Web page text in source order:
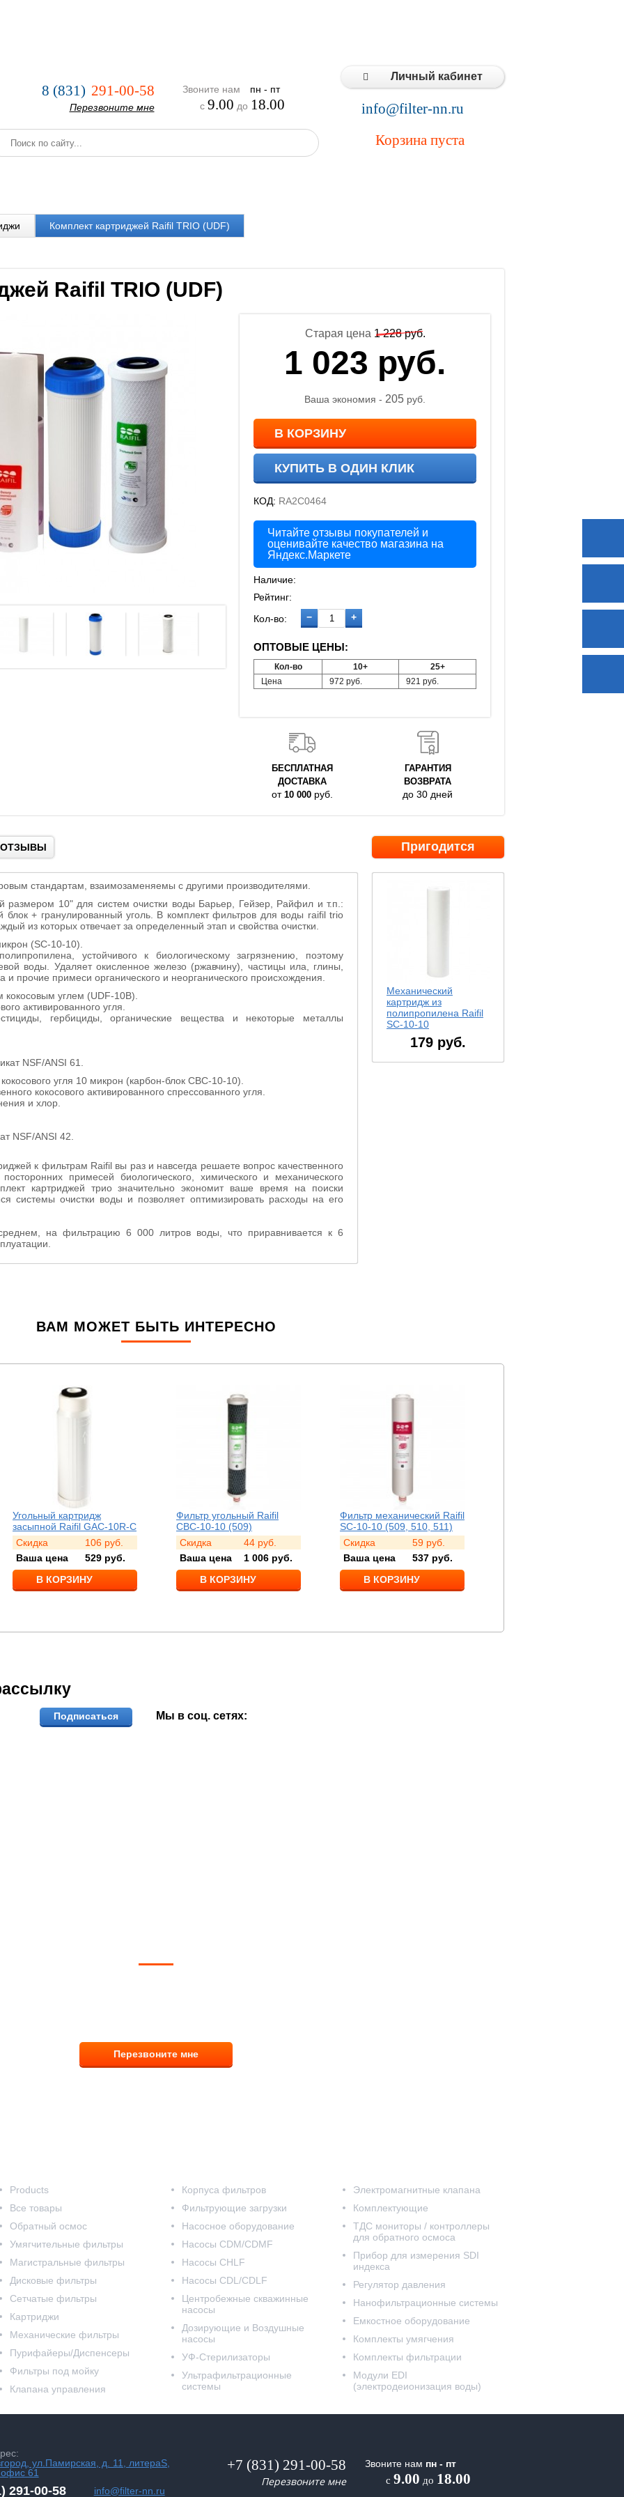
8 (831) 291-00-58
Перезвоните мне
Звоните нам
пн - пт
с 9.00 до 18.00
Личный кабинет
info@filter-nn.ru
Корзина пуста
Комплект картриджей Raifil TRIO (UDF)
Raifil TRIO (UDF)
Старая цена 1 228руб.
1 023 руб.
Ваша экономия - 205 руб.
В КОРЗИНУ
КУПИТЬ В ОДИН КЛИК
КОД: RA2C0464
Читайте отзывы покупателей и
оценивайте качество магазина на
Яндекс.Маркете
Наличие:
Рейтинг:
Кол-во:
+
−
ОПТОВЫЕ ЦЕНЫ:
Кол-во 10+
25+
Цена
972 руб. 921 руб.
БЕСПЛАТНАЯ
ДОСТАВКА
от 10 000 руб.
ГАРАНТИЯ
ВОЗВРАТА
до 30 дней
ОТЗЫВЫ
стандартам, взаимозаменяемы с другими производителями.
размером 10" для систем очистки воды Барьер, Гейзер, Райфил и т.п.:
+ гранулированный уголь. В комплект фильтров для воды raifil trio
из которых отвечает за определенный этап и свойства очистки.
(SC-10-10).
устойчивого к биологическому загрязнению, поэтому
воды. Удаляет окисленное железо (ржавчину), частицы ила, глины,
прочие примеси органического и неорганического происхождения.
кокосовым углем (UDF-10B).
активированного угля.
гербициды, органические вещества и некоторые металлы
NSF/ANSI 61.
угля 10 микрон (карбон-блок CBC-10-10).
кокосового активированного спрессованного угля.
и хлор.
NSF/ANSI 42.
к фильтрам Raifil вы раз и навсегда решаете вопрос качественного
посторонних примесей биологического, химического и
механического
картриджей трио значительно экономит ваше время на
поиски
системы очистки воды и позволяет оптимизировать расходы на его
, на фильтрацию 6 000 литров воды, что приравнивается к 6
.
Пригодится
Механический
картридж из
полипропилена Raifil
SC-10-10
179 руб.
ВАМ МОЖЕТ БЫТЬ ИНТЕРЕСНО
Фильтр угольный Raifil
CBC-10-10 (509)
Скидка
44руб.
Ваша цена
1 006 руб.
В КОРЗИНУ
Фильтр механический Raifil
SC-10-10 (509, 510, 511)
Скидка
59руб.
Ваша цена
537руб.
В КОРЗИНУ
Комплект для Фильтров
TRIO (GAC)
Скидка
247 руб.
Ваша цена
1 235 руб.
В КОРЗИНУ
Подписаться Мы в соц. сетях:
Перезвоните мне
Products
Все товары
Обратный осмос
Умягчительные фильтры
Магистральные фильтры
Дисковые фильтры
Сетчатые фильтры
Картриджи
Механические фильтры
Пурифайеры/Диспенсеры
Фильтры под мойку
Клапана управления
Корпуса фильтров
Фильтрующие загрузки
Насосное оборудование
Насосы CDM/CDMF
Насосы CHLF
Насосы CDL/CDLF
Центробежные скважинные
насосы
Дозирующие и Воздушные
насосы
УФ-Стерилизаторы
Ультрафильтрационные
системы
Электромагнитные клапана
Комплектующие
ТДС мониторы / контроллеры
для обратного осмоса
Прибор для измерения SDI
индекса
Регулятор давления
Нанофильтрационные системы
Емкостное оборудование
Комплекты умягчения
Комплекты фильтрации
Модули EDI
(электродеионизация воды)
ул.Памирская, д. 11, литераS,
61
291-00-58 info@filter-nn.ru
+7 (831) 291-00-58
Перезвоните мне
Звоните нам пн - пт
с 9.00 до 18.00